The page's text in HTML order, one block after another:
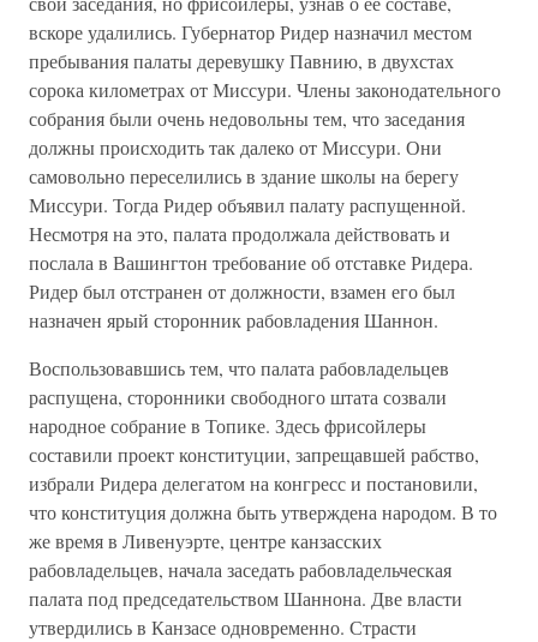
вскоре удалились. Губернатор Ридер назначил местом
пребывания палаты деревушку Павнию, в двухстах
сорока километрах от Миссури. Члены законодательного
собрания были очень недовольны тем, что заседания
должны происходить так далеко от Миссури. Они
самовольно переселились в здание школы на берегу
Миссури. Тогда Ридер объявил палату распущенной.
Несмотря на это, палата продолжала действовать и
послала в Вашингтон требование об отставке Ридера.
Ридер был отстранен от должности, взамен его был
назначен ярый сторонник рабовладения Шаннон.
Воспользовавшись тем, что палата рабовладельцев
распущена, сторонники свободного штата созвали
народное собрание в Топике. Здесь фрисойлеры
составили проект конституции, запрещавшей рабство,
избрали Ридера делегатом на конгресс и постановили,
что конституция должна быть утверждена народом. В то
же время в Ливенуэрте, центре канзасских
рабовладельцев, начала заседать рабовладельческая
палата под председательством Шаннона. Две власти
утвердились в Канзасе одновременно. Страсти